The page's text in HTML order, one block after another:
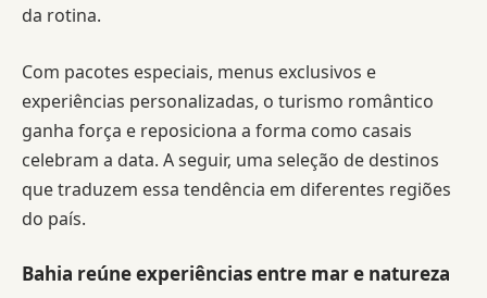
da rotina.
Com pacotes especiais, menus exclusivos e
experiências personalizadas, o turismo romântico
ganha força e reposiciona a forma como casais
celebram a data. A seguir, uma seleção de destinos
que traduzem essa tendência em diferentes regiões
do país.
Bahia reúne experiências entre mar e natureza